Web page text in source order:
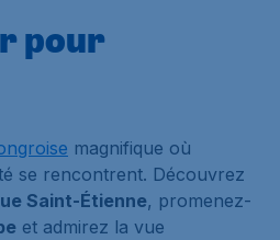
pour
magnifique où
se rencontrent. Découvrez
Saint-Étienne, promenez-
et admirez la vue